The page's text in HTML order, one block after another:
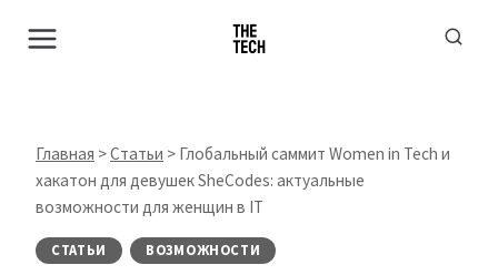
Главная >Статьи > Глобальный саммит Women in Tech и
хакатон для девушек SheCodes: актуальные
возможности для женщин в IT
СТАТЬИ ВОЗМОЖНОСТИ